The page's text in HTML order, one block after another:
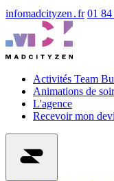
infomadcityzen․fr 01
Activités Team
Animations de
L'agence
Recevoir mon